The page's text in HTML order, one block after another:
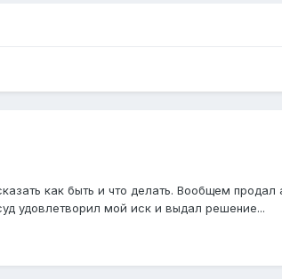
как быть и что делать. Вообщем продал
удовлетворил мой иск и выдал решение...